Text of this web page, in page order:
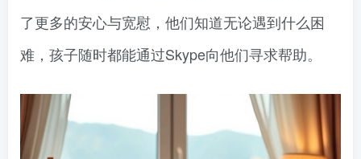
了更多的安心与宽慰，他们知道无论遇到什么困
难，孩子随时都能通过Skype向他们寻求帮助。